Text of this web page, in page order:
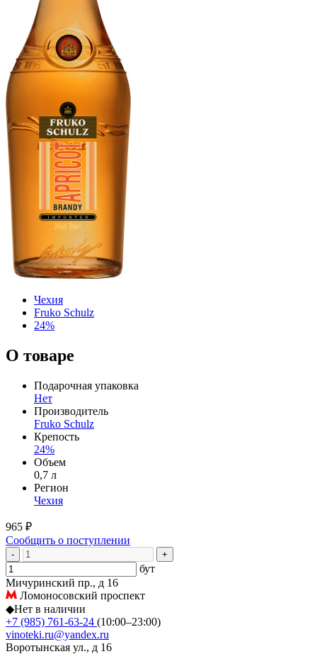
Чехия
Fruko Schulz
24%
О товаре
Подарочная упаковка
Нет
Производитель
Fruko Schulz
Крепость
24%
Объем
0,7 л
Регион
Чехия
965 ₽
Сообщить о поступлении
- +
бут
Мичуринский пр., д 16
Ломоносовский проспект
◆Нет в наличии
+7 (985) 761-63-24 (10:00–23:00)
vinoteki.ru@yandex.ru
Воротынская ул., д 16